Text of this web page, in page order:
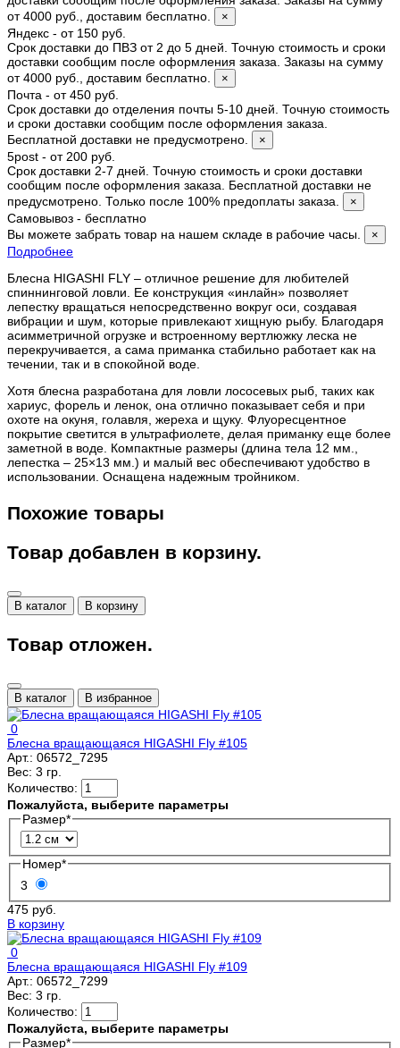
от 4000 руб., доставим бесплатно.
×
Яндекс - от 150 руб.
Срок доставки до ПВЗ от 2 до 5 дней. Точную стоимость и сроки
доставки сообщим после оформления заказа. Заказы на сумму
от 4000 руб., доставим бесплатно.
×
Почта - от 450 руб.
Срок доставки до отделения почты 5-10 дней. Точную стоимость
и сроки доставки сообщим после оформления заказа.
Бесплатной доставки не предусмотрено.
×
5post - от 200 руб.
Срок доставки 2-7 дней. Точную стоимость и сроки доставки
сообщим после оформления заказа. Бесплатной доставки не
предусмотрено. Только после 100% предоплаты заказа.
×
Самовывоз - бесплатно
Вы можете забрать товар на нашем складе в рабочие часы.
×
Подробнее
Блесна HIGASHI FLY – отличное решение для любителей
спиннинговой ловли. Ее конструкция «инлайн» позволяет
лепестку вращаться непосредственно вокруг оси, создавая
вибрации и шум, которые привлекают хищную рыбу. Благодаря
асимметричной огрузке и встроенному вертлюжку леска не
перекручивается, а сама приманка стабильно работает как на
течении, так и в спокойной воде.
Хотя блесна разработана для ловли лососевых рыб, таких как
хариус, форель и ленок, она отлично показывает себя и при
охоте на окуня, голавля, жереха и щуку. Флуоресцентное
покрытие светится в ультрафиолете, делая приманку еще более
заметной в воде. Компактные размеры (длина тела 12 мм.,
лепестка – 25×13 мм.) и малый вес обеспечивают удобство в
использовании. Оснащена надежным тройником.
Похожие товары
Товар добавлен в корзину.
В каталог В корзину
Товар отложен.
В каталог В избранное
0
Блесна вращающаяся HIGASHI Fly #105
Арт.: 06572_7295
Вес: 3 гр.
Количество:
Пожалуйста, выберите параметры
Размер*
Номер*
3
475 руб.
В корзину
0
Блесна вращающаяся HIGASHI Fly #109
Арт.: 06572_7299
Вес: 3 гр.
Количество:
Пожалуйста, выберите параметры
Размер*